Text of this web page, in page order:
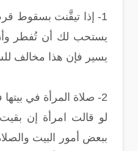
1- إذا تيقَّنت بسقوط
يستحب لك أن تُفطر
يسير فإن هذا مخالف
2- صلاة المرأة في
لو قالت امرأة إن
ببعض أمور البيت